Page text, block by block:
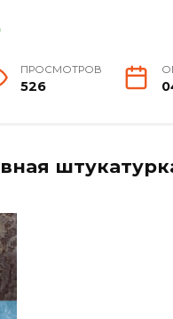
ПРОСМОТРОВ
526